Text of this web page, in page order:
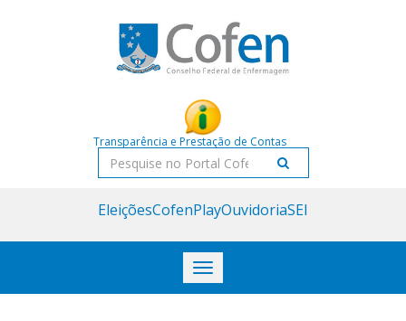
Transparência e Prestação de Contas
Pesquisar
EleiçõesCofenPlayOuvidoriaSEI
Toggle
navigation